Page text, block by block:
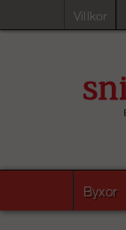
Villkor
Byxor